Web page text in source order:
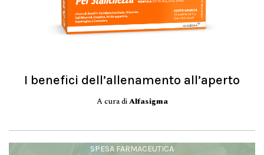
I benefici dell’allenamento all’aperto
A cura diAlfasigma
SPESA FARMACEUTICA